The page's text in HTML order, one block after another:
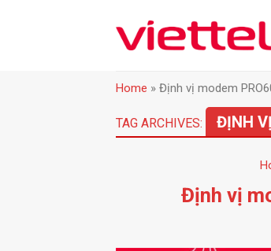
Home » Định vị modem
TAG ARCHIVES: ĐỊNH
Định vị